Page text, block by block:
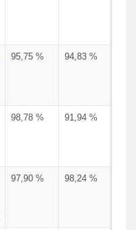
95,75 % 94,83 %
98,78 % 91,94 %
97,90 % 98,24 %